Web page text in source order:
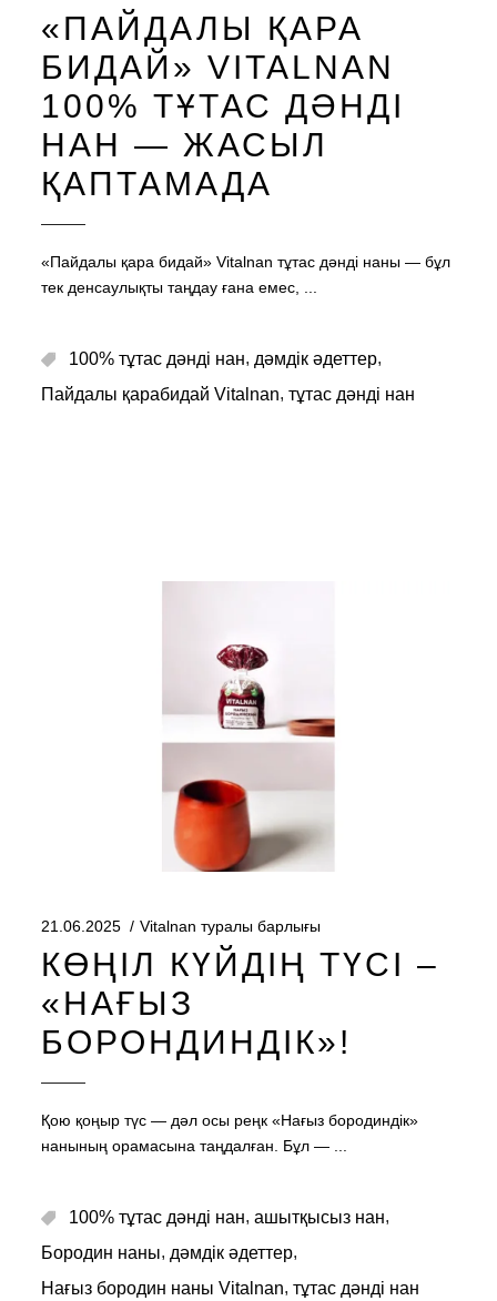
«ПАЙДАЛЫ ҚАРА
БИДАЙ» VITALNAN
100% ТҰТАС ДӘНДІ
НАН — ЖАСЫЛ
ҚАПТАМАДА
«Пайдалы қара бидай» Vitalnan тұтас дәнді наны — бұл
тек денсаулықты таңдау ғана емес,
100% тұтас дәнді нан, дәмдік әдеттер,
Пайдалы қарабидай Vitalnan, тұтас дәнді нан
21.06.2025 Vitalnan туралы барлығы
КӨҢІЛ КҮЙДІҢ ТҮСІ –
«НАҒЫЗ
БОРОНДИНДІК»!
Қою қоңыр түс — дәл осы реңк «Нағыз бородиндік»
нанының орамасына таңдалған. Бұл —
100% тұтас дәнді нан, ашытқысыз нан,
Бородин наны, дәмдік әдеттер,
Нағыз бородин наны Vitalnan, тұтас дәнді нан